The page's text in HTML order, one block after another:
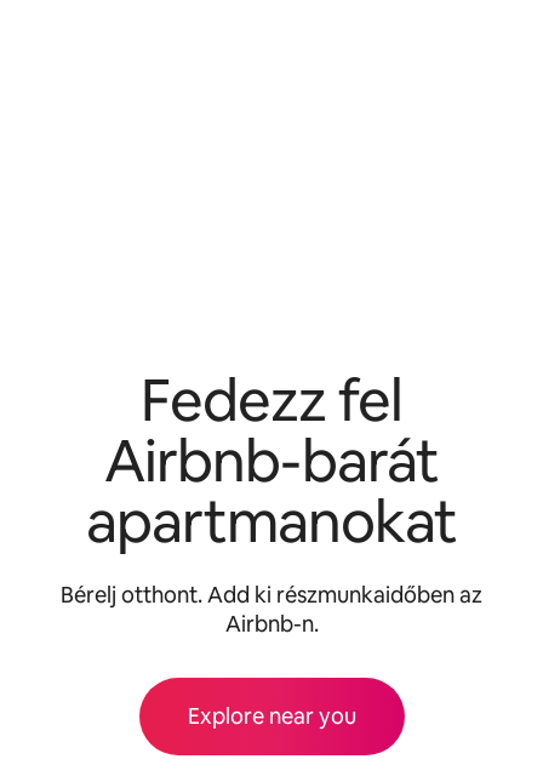
Fedezz fel
Airbnb-barát
apartmanokat
Bérelj otthont. Add ki részmunkaidőben az
Airbnb-n.
Explore near you